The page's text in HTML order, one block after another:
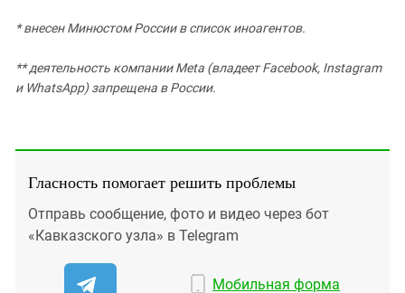
* внесен Минюстом России в список иноагентов.
** деятельность компании Meta (владеет Facebook, Instagram
и WhatsApp) запрещена в России.
Гласность помогает решить проблемы
Отправь сообщение, фото и видео через бот
«Кавказского узла» в Telegram
Мобильная форма